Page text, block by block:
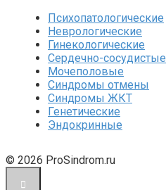
Психопатологические
Неврологические
Гинекологические
Сердечно-сосудистые
Мочеполовые
Синдромы отмены
Синдромы ЖКТ
Генетические
Эндокринные
© 2026 ProSindrom.ru